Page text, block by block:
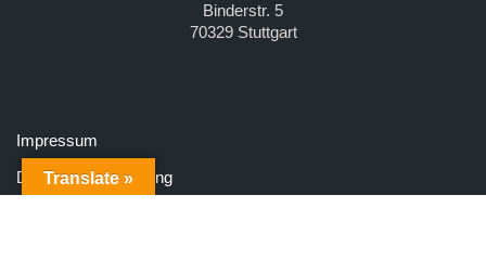
Binderstr. 5
70329 Stuttgart
Impressum
Datenschutzerklärung
Translate »